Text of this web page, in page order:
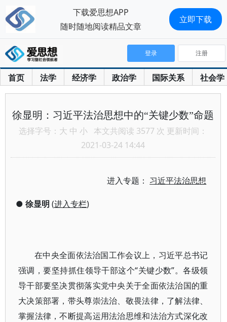
首页 法学 经济学 政治学 国际关系 社会学
登录 注册
徐显明：习近平法治思想中的“关键少数”命题
选择字号： 大 中 小 本文共阅读 3577 次 更新时间：
2021-03-24 14:44
进入专题： 习近平法治思想
● 徐显明 (进入专栏)
在中央全面依法治国工作会议上，习近平总书记
强调，要坚持抓住领导干部这个“关键少数”。各级领
导干部要坚决贯彻落实党中央关于全面依法治国的重
大决策部署，带头尊崇法治、敬畏法律，了解法律、
掌握法律，不断提高运用法治思维和法治方式深化改
下载爱思想APP
随时随地阅读精品文章
立即下载